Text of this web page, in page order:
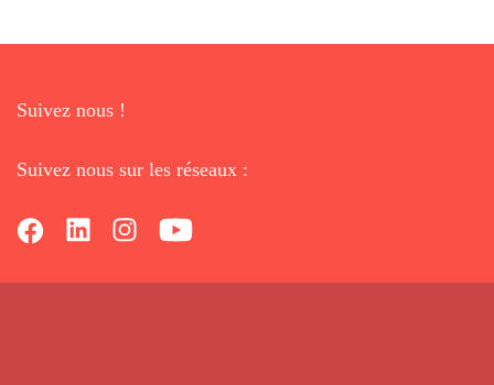
Suivez nous !
Suivez nous sur les réseaux :